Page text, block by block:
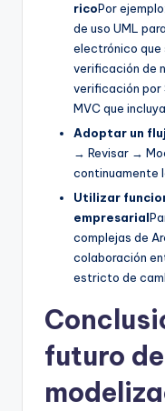
ricoPor
de uso UML
electrónico que
verificación de
verificación por
MVC que
Adoptar un
→ Revisar →
continuamente
Utilizar
empresarial
complejas de
colaboración
estricto de
futuro